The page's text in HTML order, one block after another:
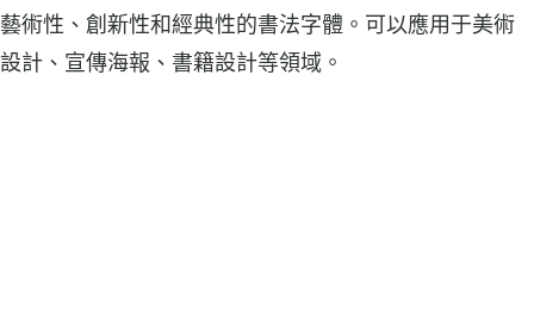
藝術性、創新性和經典性的書法字體。可以應用于美術
設計、宣傳海報、書籍設計等領域。